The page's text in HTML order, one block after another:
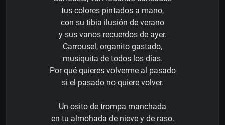
tus colores pintados a mano,
con su tibia ilusión de verano
y sus vanos recuerdos de ayer.
Carrousel, organito gastado,
musiquita de todos los días.
Por qué quieres volverme al pasado
si el pasado no quiere volver.
Un osito de trompa manchada
en tu almohada de nieve y de raso.